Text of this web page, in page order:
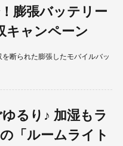
膨張バッテリー
キャンペーン
断られた膨張したモバイルバッ
るり♪ 加湿もラ
「ルームライト